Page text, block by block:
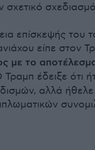
σχετικό
επίσκεψής
είπε στον
με το
Τραμπ έδειξε ότι
αλλά ήθελε